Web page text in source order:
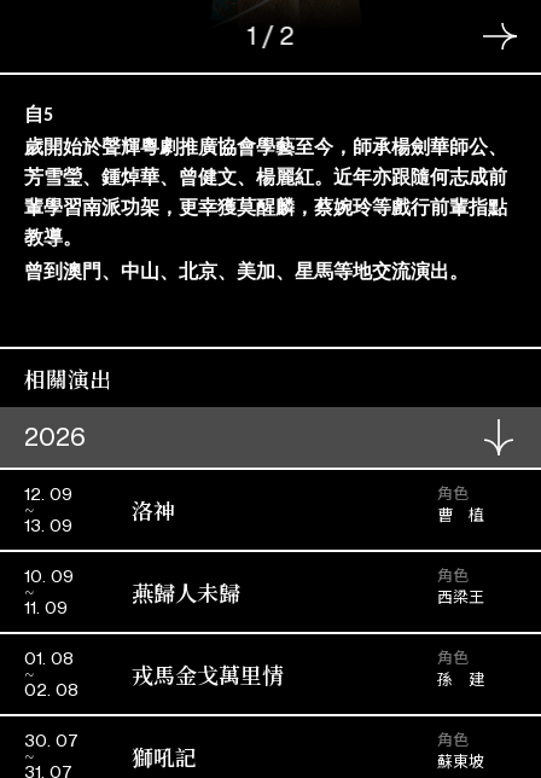
1 / 2
自5
歲開始於聲輝粵劇推廣協會學藝至今，師承楊劍華師公、
芳雪瑩、鍾焯華、曾健文、楊麗紅。近年亦跟隨何志成前
輩學習南派功架，更幸獲莫醒麟，蔡婉玲等戲行前輩指點
教導。
曾到澳門、中山、北京、美加、星馬等地交流演出。
相關演出
2026
12. 09
13. 09
洛神
角色
曹 植
10. 09
11. 09
燕歸人未歸
角色
西梁王
01. 08
02. 08
戎馬金戈萬里情
角色
孫 建
30. 07
31. 07
獅吼記
角色
蘇東坡